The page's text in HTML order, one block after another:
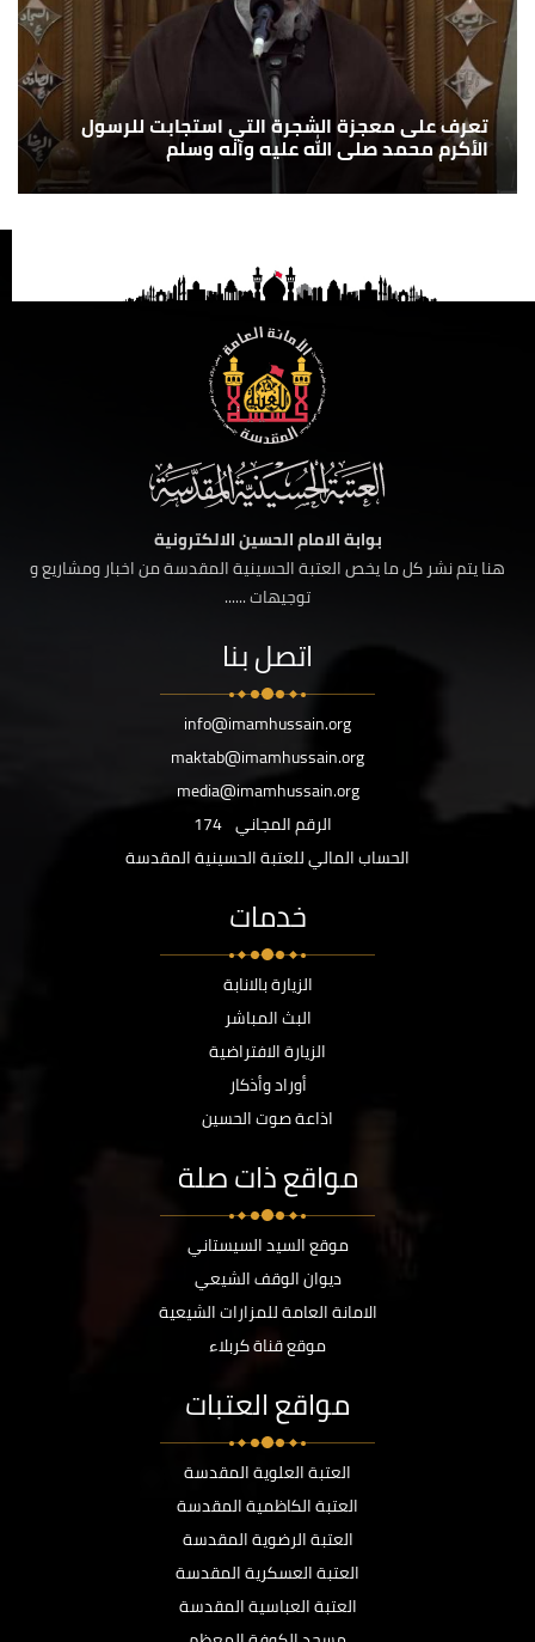
تعرف على معجزة الشجرة التي استجابت للرسول
الأكرم محمد صلى الله عليه وآله وسلم
بوابة الامام الحسين الالكترونية
هنا يتم نشر كل ما يخص العتبة الحسينية المقدسة من اخبار ومشاريع و
توجيهات ......
اتصل بنا
info@imamhussain.org
maktab@imamhussain.org
media@imamhussain.org
الرقم المجاني 174
الحساب المالي للعتبة الحسينية المقدسة
خدمات
الزيارة بالانابة
البث المباشر
الزيارة الافتراضية
أوراد وأذكار
اذاعة صوت الحسين
مواقع ذات صلة
موقع السيد السيستاني
ديوان الوقف الشيعي
الامانة العامة للمزارات الشيعية
موقع قناة كربلاء
مواقع العتبات
العتبة العلوية المقدسة
العتبة الكاظمية المقدسة
العتبة الرضوية المقدسة
العتبة العسكرية المقدسة
العتبة العباسية المقدسة